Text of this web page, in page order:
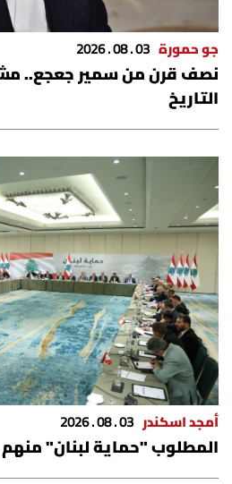
جو حمورة 03 . 08 . 2026
نصف قرن من سمير جعجع..
التاريخ
أمجد اسكندر 03 . 08 . 2026
المطلوب "حماية لبنان" منهم